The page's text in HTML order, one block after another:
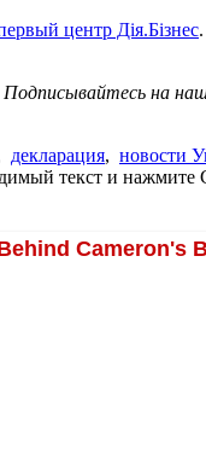
центр Дія.Бізнес
Подписывайтесь на
декларация, новости
текст и нажмите